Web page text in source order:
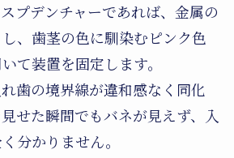
プデンチャーであれば、金属の
、歯茎の色に馴染むピンク色
て装置を固定します。
歯の境界線が違和感なく同化
せた瞬間でもバネが見えず、入
分かりません。